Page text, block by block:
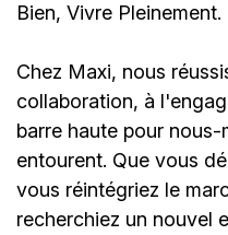
Bien, Vivre Pleinement.
Chez Maxi, nous
collaboration, à
barre haute pour
entourent. Que vous
vous réintégriez le
recherchiez un nouvel